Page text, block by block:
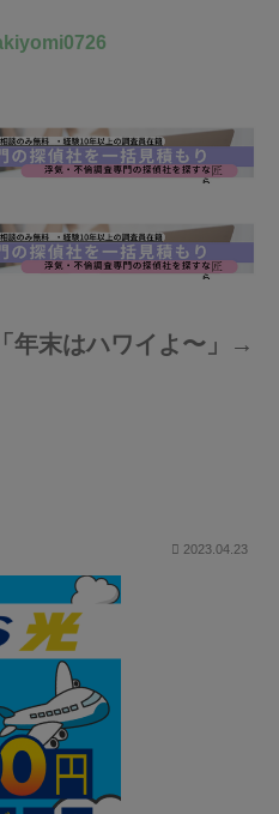
年末はハワイよ〜」→
2023.04.23